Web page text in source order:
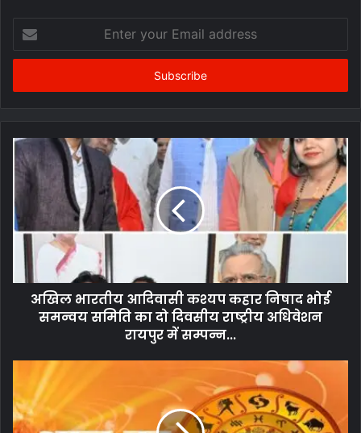
your
Email
अखिल भारतीय आदिवासी कश्यप कहार निषाद भोई
समन्वय समिति का दो दिवसीय राष्ट्रीय अधिवेशन
रायपुर में सम्पन्न...